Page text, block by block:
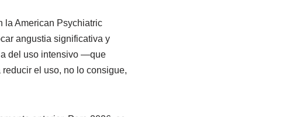
la American Psychiatric
angustia significativa y
del uso intensivo —que
el uso, no lo consigue,